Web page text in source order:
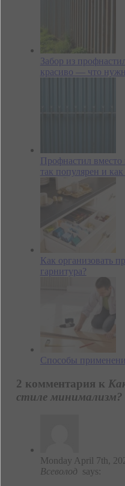
Забор из
красиво — что
Профнастил вместо
так популярен и
Как организовать
гарнитура?
Способы
2 комментария к
стиле минимализм?
Monday April 7th,
Всеволод says: